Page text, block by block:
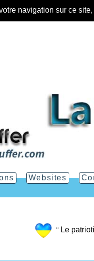
navigation sur ce
Websites
" Le